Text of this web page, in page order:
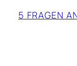
5 FRAGEN